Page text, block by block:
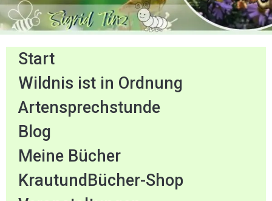
Start
Wildnis ist in Ordnung
Artensprechstunde
Blog
Meine Bücher
KrautundBücher-Shop